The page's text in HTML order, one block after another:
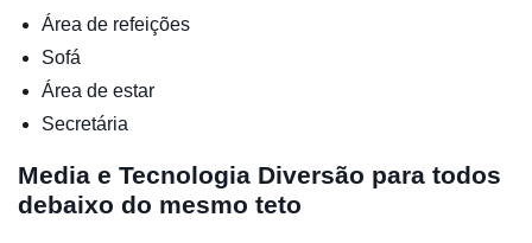
Área de refeições
Sofá
Área de estar
Secretária
Media e Tecnologia Diversão para todos
debaixo do mesmo teto